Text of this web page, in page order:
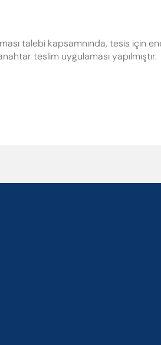
talebi kapsamnında, tesis için
teslim uygulaması yapılmıştır.